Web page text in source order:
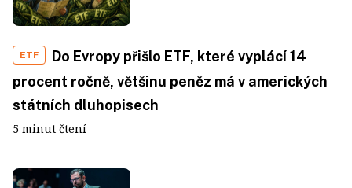
ETF
Do Evropy přišlo ETF, které vyplácí 14
procent ročně, většinu peněz má v amerických
státních dluhopisech
5 minut čtení